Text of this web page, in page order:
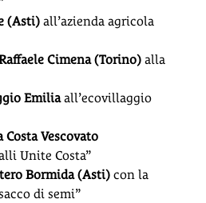
(Asti) all’azienda agricola
Cimena (Torino) alla
Emiliaall’ecovillaggio
Costa Vescovato
Unite Costa”
Bormida (Asti) con la
di semi”